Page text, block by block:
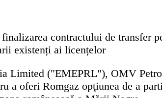
contractului de transfer
existenți ai licențelor
Limited ("EMEPRL"), OMV
a oferi Romgaz opţiunea de a